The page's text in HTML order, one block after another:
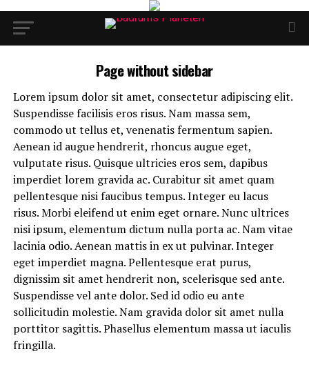
Page without sidebar
Lorem ipsum dolor sit amet, consectetur adipiscing elit.
Suspendisse facilisis eros risus. Nam massa sem,
commodo ut tellus et, venenatis fermentum sapien.
Aenean id augue hendrerit, rhoncus augue eget,
vulputate risus. Quisque ultricies eros sem, dapibus
imperdiet lorem gravida ac. Curabitur sit amet quam
pellentesque nisi faucibus tempus. Integer eu lacus
risus. Morbi eleifend ut enim eget ornare. Nunc ultrices
nisi ipsum, elementum dictum nulla porta ac. Nam vitae
lacinia odio. Aenean mattis in ex ut pulvinar. Integer
eget imperdiet magna. Pellentesque erat purus,
dignissim sit amet hendrerit non, scelerisque sed ante.
Suspendisse vel ante dolor. Sed id odio eu ante
sollicitudin molestie. Nam gravida dolor sit amet nulla
porttitor sagittis. Phasellus elementum massa ut iaculis
fringilla.